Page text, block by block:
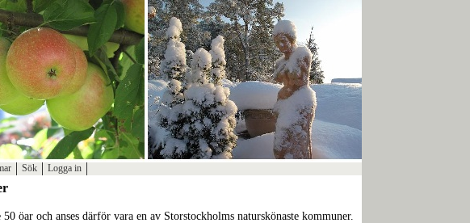
Sök
Logga in
öar och anses därför vara en av Storstockholms naturskönaste kommuner.